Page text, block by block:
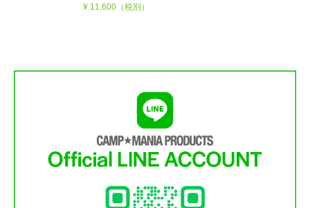
¥ 11,600（税別）